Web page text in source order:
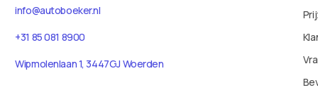
info@autoboeker.nl
+31 85 081 8900
Wipmolenlaan 1, 3447GJ Woerden